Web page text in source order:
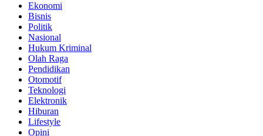
Ekonomi
Bisnis
Politik
Nasional
Hukum Kriminal
Olah Raga
Pendidikan
Otomotif
Teknologi
Elektronik
Hiburan
Lifestyle
Opini